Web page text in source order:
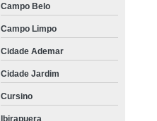
Campo Belo
Campo Limpo
Cidade Ademar
Cidade Jardim
Cursino
Ibirapuera